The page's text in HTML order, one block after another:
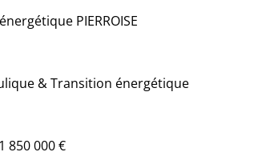
PIERROISE
& Transition énergétique
1 850 000 €